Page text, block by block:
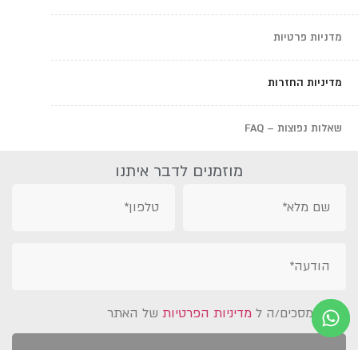
מדניות פרטיות
מדיניות החזרות
שאלות נפוצות – FAQ
מוזמנים לדבר איתנו
אני מסכים/ה ל מדיניות הפרטיות של האתר